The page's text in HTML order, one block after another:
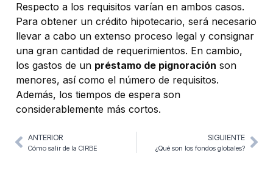
Respecto a los requisitos varían en ambos casos.
Para obtener un crédito hipotecario, será necesario
llevar a cabo un extenso proceso legal y consignar
una gran cantidad de requerimientos. En cambio,
los gastos de un préstamo de pignoración son
menores, así como el número de requisitos.
Además, los tiempos de espera son
considerablemente más cortos.
ANTERIOR
Cómo salir de la CIRBE
SIGUIENTE
¿Qué son los fondos globales?